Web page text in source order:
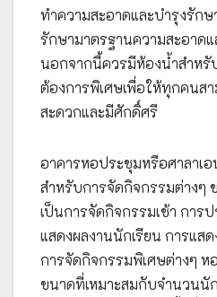
ทำความสะอาดและบำรุงรักษ
รักษามาตรฐานความสะอาด
นอกจากนี้ควรมีห้องน้ำสำห
ต้องการพิเศษเพื่อให้ทุกคนส
สะดวกและมีศักดิ์ศรี
อาคารหอประชุมหรือศาลาเ
สำหรับการจัดกิจกรรมต่างๆ
เป็นการจัดกิจกรรมเช้า การ
แสดงผลงานนักเรียน การแส
การจัดกิจกรรมพิเศษต่างๆ
ขนาดที่เหมาะสมกับจำนวนนั